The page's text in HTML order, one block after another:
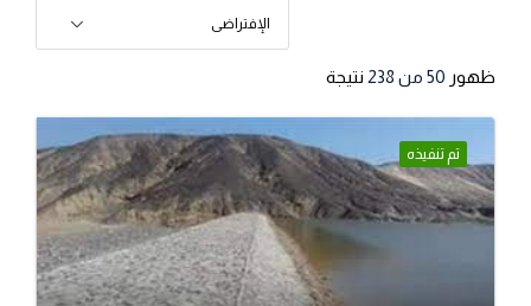
الإفتراضى
ظهور 50 من 238 نتيجة
تم تنفيذه